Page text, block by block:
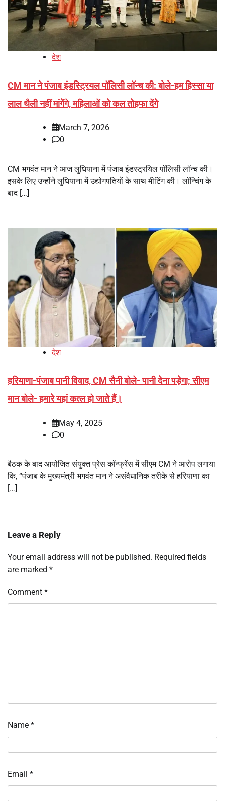
देश
CM मान ने पंजाब इंडस्ट्रियल पॉलिसी लॉन्च की: बोले-हम हिस्सा या
लाल थैली नहीं मांगेंगे, महिलाओं को कल तोहफा देंगे
March 7, 2026
0
CM भगवंत मान ने आज लुधियाना में पंजाब इंडस्ट्रयिल पॉलिसी लॉन्च की।
इसके लिए उन्होंने लुधियाना में उद्योगपतियों के साथ मीटिंग की। लॉन्चिंग के
बाद […]
देश
हरियाणा-पंजाब पानी विवाद, CM सैनी बोले- पानी देना पड़ेगा; सीएम
मान बोले- हमारे यहां कत्ल हो जाते हैं।
May 4, 2025
0
बैठक के बाद आयोजित संयुक्त प्रेस कॉन्फ्रेंस में सीएम CM ने आरोप लगाया
कि, “पंजाब के मुख्यमंत्री भगवंत मान ने असंवैधानिक तरीके से हरियाणा का
[…]
Leave a Reply
Your email address will not be published. Required fields
are marked *
Comment *
Name *
Email *